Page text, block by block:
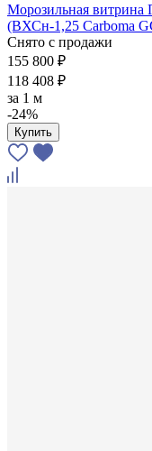
Морозильная витрина
(ВХСн-1,25 Carboma
Снято с продажи
155 800 ₽
118 408 ₽
за 1 м
-24%
Купить